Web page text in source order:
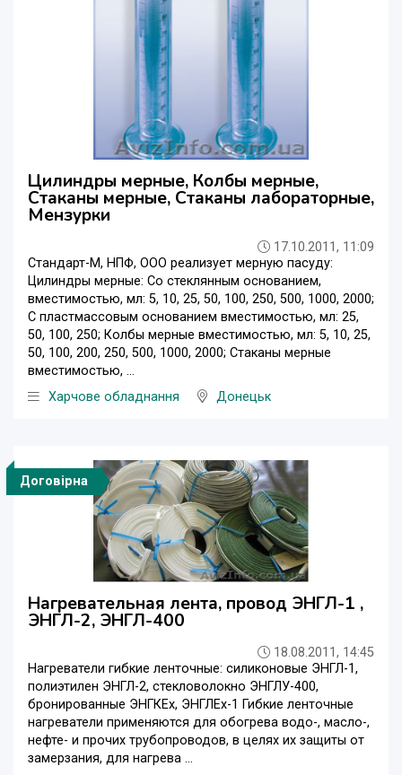
Цилиндры мерные, Колбы мерные,
Стаканы мерные, Стаканы лабораторные,
Мензурки
17.10.2011, 11:09
Стандарт-М, НПФ, ООО реализует мерную пасуду:
Цилиндры мерные: Со стеклянным основанием,
вместимостью, мл: 5, 10, 25, 50, 100, 250, 500, 1000, 2000;
С пластмассовым основанием вместимостью, мл: 25,
50, 100, 250; Колбы мерные вместимостью, мл: 5, 10, 25,
50, 100, 200, 250, 500, 1000, 2000; Стаканы мерные
вместимостью, ...
Харчове обладнання
Донецьк
Договірна
Нагревательная лента, провод ЭНГЛ-1 ,
ЭНГЛ-2, ЭНГЛ-400
18.08.2011, 14:45
Нагреватели гибкие ленточные: силиконовые ЭНГЛ-1,
полиэтилен ЭНГЛ-2, стекловолокно ЭНГЛУ-400,
бронированные ЭНГКЕх, ЭНГЛЕх-1 Гибкие ленточные
нагреватели применяются для обогрева водо-, масло-,
нефте- и прочих трубопроводов, в целях их защиты от
замерзания, для нагрева ...